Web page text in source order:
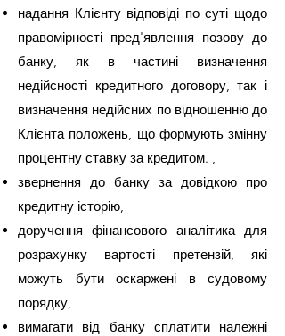
надання Клієнту відповіді по суті щодо
правомірності пред'явлення позову до
банку, як в частині визначення
недійсності кредитного договору, так і
визначення недійсних по відношенню до
Клієнта положень, що формують змінну
процентну ставку за кредитом. ,
звернення до банку за довідкою про
кредитну історію,
доручення фінансового аналітика для
розрахунку вартості претензій, які
можуть бути оскаржені в судовому
порядку,
вимагати від банку сплатити належні